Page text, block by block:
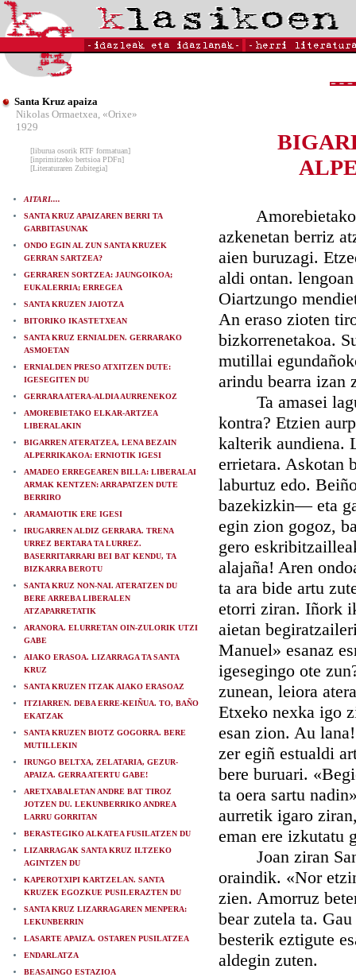
Santa Kruz apaiza
Nikolas Ormaetxea, «Orixe»
1929
[liburua osorik RTF formatuan]
[inprimitzeko bertsioa PDFn]
[Literaturaren Zubitegia]
AITARI....
SANTA KRUZ APAIZAREN BERRI TA
GARBITASUNAK
ONDO EGIN AL ZUN SANTA KRUZEK
GERRAN SARTZEA?
GERRAREN SORTZEA: JAUNGOIKOA;
EUKALERRIA; ERREGEA
SANTA KRUZEN JAIOTZA
BITORIKO IKASTETXEAN
SANTA KRUZ ERNIALDEN. GERRARAKO
ASMOETAN
ERNIALDEN PRESO ATXITZEN DUTE:
IGESEGITEN DU
GERRARA ATERA-ALDIA AURRENEKOZ
AMOREBIETAKO ELKAR-ARTZEA
LIBERALAKIN
BIGARREN ATERATZEA, LENA BEZAIN
ALPERRIKAKOA: ERNIOTIK IGESI
AMADEO ERREGEAREN BILLA: LIBERALAI
ARMAK KENTZEN: ARRAPATZEN DUTE
BERRIRO
ARAMAIOTIK ERE IGESI
IRUGARREN ALDIZ GERRARA. TRENA
URREZ BERTARA TA LURREZ.
BASERRITARRARI BEI BAT KENDU, TA
BIZKARRA BEROTU
SANTA KRUZ NON-NAI. ATERATZEN DU
BERE ARREBA LIBERALEN
ATZAPARRETATIK
ARANORA. ELURRETAN OIN-ZULORIK UTZI
GABE
AIAKO ERASOA. LIZARRAGA TA SANTA
KRUZ
SANTA KRUZEN ITZAK AIAKO ERASOAZ
ITZIARREN. DEBA ERRE-KEIÑUA. TO, BAÑO
EKATZAK
SANTA KRUZEN BIOTZ GOGORRA. BERE
MUTILLEKIN
IRUNGO BELTXA, ZELATARIA, GEZUR-
APAIZA. GERRA ATERTU GABE!
ARETXABALETAN ANDRE BAT TIROZ
JOTZEN DU. LEKUNBERRIKO ANDREA
LARRU GORRITAN
BERASTEGIKO ALKATEA FUSILATZEN DU
LIZARRAGAK SANTA KRUZ ILTZEKO
AGINTZEN DU
KAPEROTXIPI KARTZELAN. SANTA
KRUZEK EGOZKUE PUSILERAZTEN DU
SANTA KRUZ LIZARRAGAREN MENPERA:
LEKUNBERRIN
LASARTE APAIZA. OSTAREN PUSILATZEA
ENDARLATZA
BEASAINGO ESTAZIOA
Amorebietako
azkenetan berriz
aien buruzagi.
aldi ontan.
Oiartzungo
An eraso zioten
bizkorrenetakoa.
mutillai
arindu bearra izan
Ta amasei
kontra? Etzien
kalterik aundiena.
errietara. Askotan
laburtuz edo.
bazekizkin— eta
egin zion gogoz,
gero
alajaña! Aren
ta ara bide artu
etorri ziran. Iñork
aietan
Manuel» esanaz
igesegingo ote
zunean, leiora
Etxeko nexka igo
esan zion. Au
zer egiñ estualdi
bere buruari.
ta oera sartu
aurretik igaro
eman ere izkutatu
Joan ziran
oraindik. «Nor
zien. Amorruz
bear zutela ta.
besterik eztigute
aldegin zuten.